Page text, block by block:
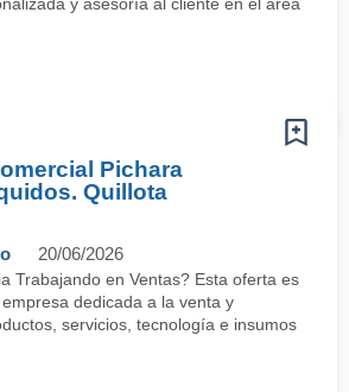
Pichara
Quillota
20/06/2026
Trabajando en Ventas? Esta oferta es
dedicada a la venta y
servicios, tecnología e insumos